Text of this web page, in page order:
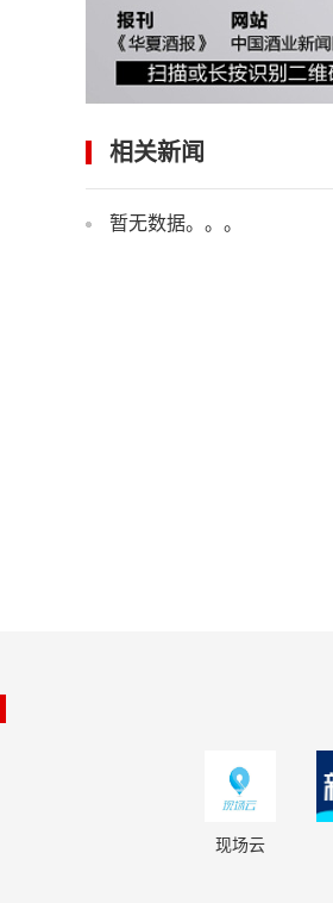
相关新闻
暂无数据。。。
现场云